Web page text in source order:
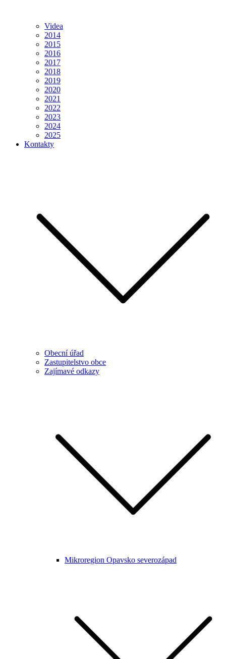
Videa
2014
2015
2016
2017
2018
2019
2020
2021
2022
2023
2024
2025
Kontakty
Obecní úřad
Zastupitelstvo obce
Zajímavé odkazy
Mikroregion Opavsko severozápad